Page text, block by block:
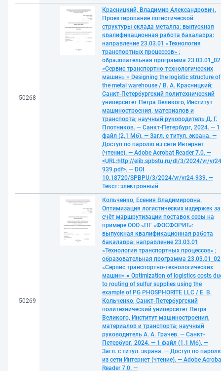
50268
Красницкий, Владимир Александрович.
Проектирование логистической
структуры склада металла: выпускная
квалификационная работа бакалавра:
направление 23.03.01 «Технология
транспортных процессов» ;
образовательная программа 23.03.01_02
«Сервис транспортно-технологических
машин» = Designing the logistic structure of
the metal warehouse / В. А. Красницкий;
Санкт-Петербургский политехнический
университет Петра Великого, Институт
машиностроения, материалов и
транспорта; научный руководитель Д. Г.
Плотников. — Санкт-Петербург, 2024. — 1
файл (2,1 Мб). — Загл. с титул. экрана. —
Доступ по паролю из сети Интернет
(чтение). — Adobe Acrobat Reader 7.0. —
<URL:http://elib.spbstu.ru/dl/3/2024/vr/
939.pdf>. — DOI
10.18720/SPBPU/3/2024/vr/vr24-939. —
Текст: электронный
50269
Кольченко, Есения Владимировна.
Оптимизация логистических издержек за
счёт маршрутизации поставок серы на
примере ООО «ПГ «ФОСФОРИТ»:
выпускная квалификационная работа
бакалавра: направление 23.03.01
«Технология транспортных процессов» ;
образовательная программа 23.03.01_02
«Сервис транспортно-технологических
машин» = Optimization of logistics costs
to routing of sulfur supplies using the
example of PG PHOSPHORITE LLC / Е. В.
Кольченко; Санкт-Петербургский
политехнический университет Петра
Великого, Институт машиностроения,
материалов и транспорта; научный
руководитель А. А. Грачев. — Санкт-
Петербург, 2024. — 1 файл (1,1 Мб). —
Загл. с титул. экрана. — Доступ по
из сети Интернет (чтение). — Adobe
Reader 7.0. —